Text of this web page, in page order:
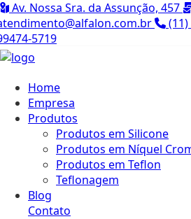
Av. Nossa Sra. da Assunção, 457
5719
Home
Empresa
Produtos
Produtos em Silicone
Produtos em Níquel
Produtos em Teflon
Teflonagem
Blog
Contato